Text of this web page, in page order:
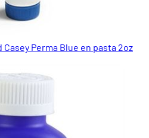
Perma Blue en pasta 2oz